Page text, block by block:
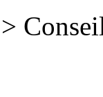
>